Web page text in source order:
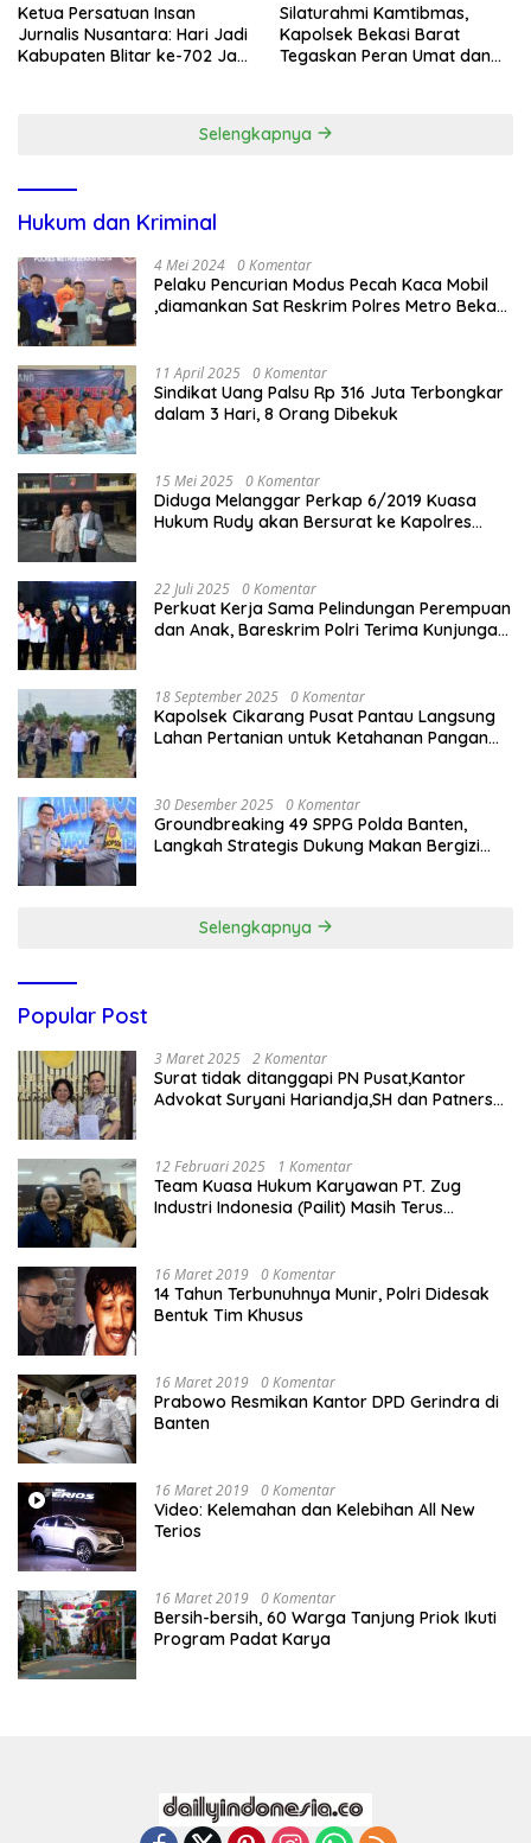
Ketua Persatuan Insan
Jurnalis Nusantara: Hari Jadi
Kabupaten Blitar ke-702 Jadi
Silaturahmi Kamtibmas,
Kapolsek Bekasi Barat
Tegaskan Peran Umat dan
Selengkapnya
Hukum dan Kriminal
4 Mei 2024 0 Komentar
Pelaku Pencurian Modus Pecah Kaca Mobil
,diamankan Sat Reskrim Polres Metro Bekasi
11 April 2025 0 Komentar
Sindikat Uang Palsu Rp 316 Juta Terbongkar
dalam 3 Hari, 8 Orang Dibekuk
15 Mei 2025 0 Komentar
Diduga Melanggar Perkap 6/2019 Kuasa
Hukum Rudy akan Bersurat ke Kapolres
22 Juli 2025 0 Komentar
Perkuat Kerja Sama Pelindungan Perempuan
dan Anak, Bareskrim Polri Terima Kunjungan
18 September 2025 0 Komentar
Kapolsek Cikarang Pusat Pantau Langsung
Lahan Pertanian untuk Ketahanan Pangan
30 Desember 2025 0 Komentar
Groundbreaking 49 SPPG Polda Banten,
Langkah Strategis Dukung Makan Bergizi
Selengkapnya
Popular Post
3 Maret 2025 2 Komentar
Surat tidak ditanggapi PN Pusat,Kantor
Advokat Suryani Hariandja,SH dan Patners
12 Februari 2025 1 Komentar
Team Kuasa Hukum Karyawan PT. Zug
Industri Indonesia (Pailit) Masih Terus
16 Maret 2019 0 Komentar
14 Tahun Terbunuhnya Munir, Polri Didesak
Bentuk Tim Khusus
16 Maret 2019 0 Komentar
Prabowo Resmikan Kantor DPD Gerindra di
Banten
16 Maret 2019 0 Komentar
Video: Kelemahan dan Kelebihan All New
Terios
16 Maret 2019 0 Komentar
Bersih-bersih, 60 Warga Tanjung Priok Ikuti
Program Padat Karya